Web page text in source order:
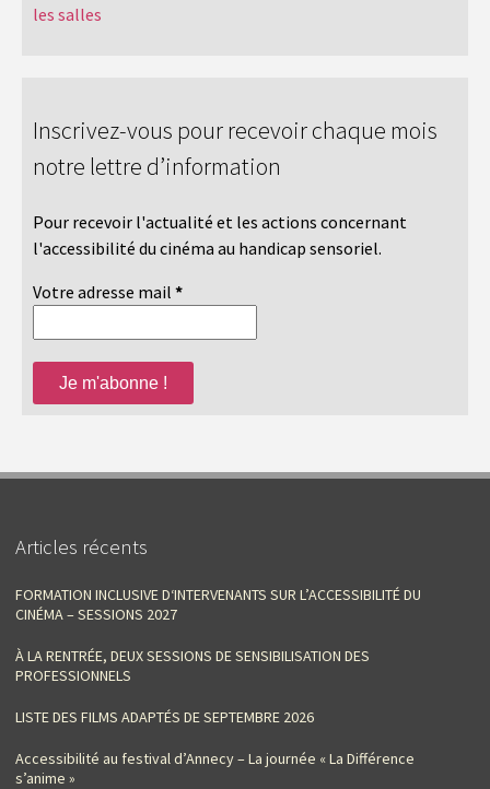
les salles
Inscrivez-vous pour recevoir chaque mois
notre lettre d’information
Pour recevoir l'actualité et les actions concernant
l'accessibilité du cinéma au handicap sensoriel.
Votre adresse mail *
Articles récents
FORMATION INCLUSIVE D‘INTERVENANTS SUR L’ACCESSIBILITÉ DU
CINÉMA – SESSIONS 2027
À LA RENTRÉE, DEUX SESSIONS DE SENSIBILISATION DES
PROFESSIONNELS
LISTE DES FILMS ADAPTÉS DE SEPTEMBRE 2026
Accessibilité au festival d’Annecy – La journée « La Différence
s’anime »